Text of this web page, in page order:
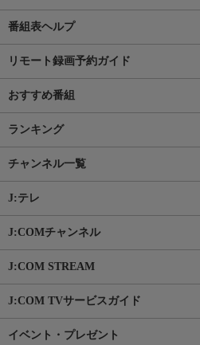
番組表ヘルプ
リモート録画予約ガイド
おすすめ番組
ランキング
チャンネル一覧
J:テレ
J:COMチャンネル
J:COM STREAM
J:COM TVサービスガイド
イベント・プレゼント